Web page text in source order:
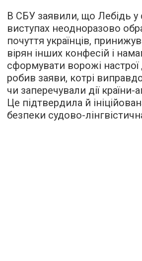
В СБУ заявили, що Лебідь у
виступах неодноразово
почуття українців,
вірян інших конфесій і
сформувати ворожі
робив заяви, котрі
чи заперечували дії країни-
Це підтвердила й
безпеки судово-